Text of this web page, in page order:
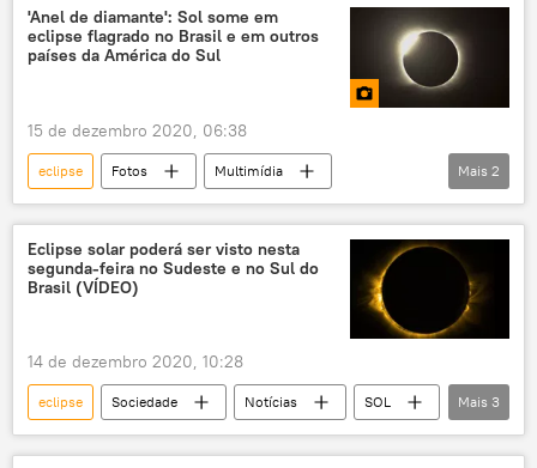
eclipse solar
astrônomo
'Anel de diamante': Sol some em
eclipse flagrado no Brasil e em outros
países da América do Sul
15 de dezembro 2020, 06:38
eclipse Fotos
Multimídia
América do Sul
Eclipse solar
Mais 2
Eclipse solar poderá ser visto nesta
segunda-feira no Sudeste e no Sul do
Brasil (VÍDEO)
14 de dezembro 2020, 10:28
eclipse Sociedade Notícias
SOL
Lua
Terra NASA
Mais 3